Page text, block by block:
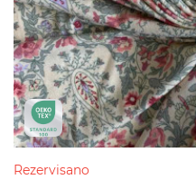
Rezervisano